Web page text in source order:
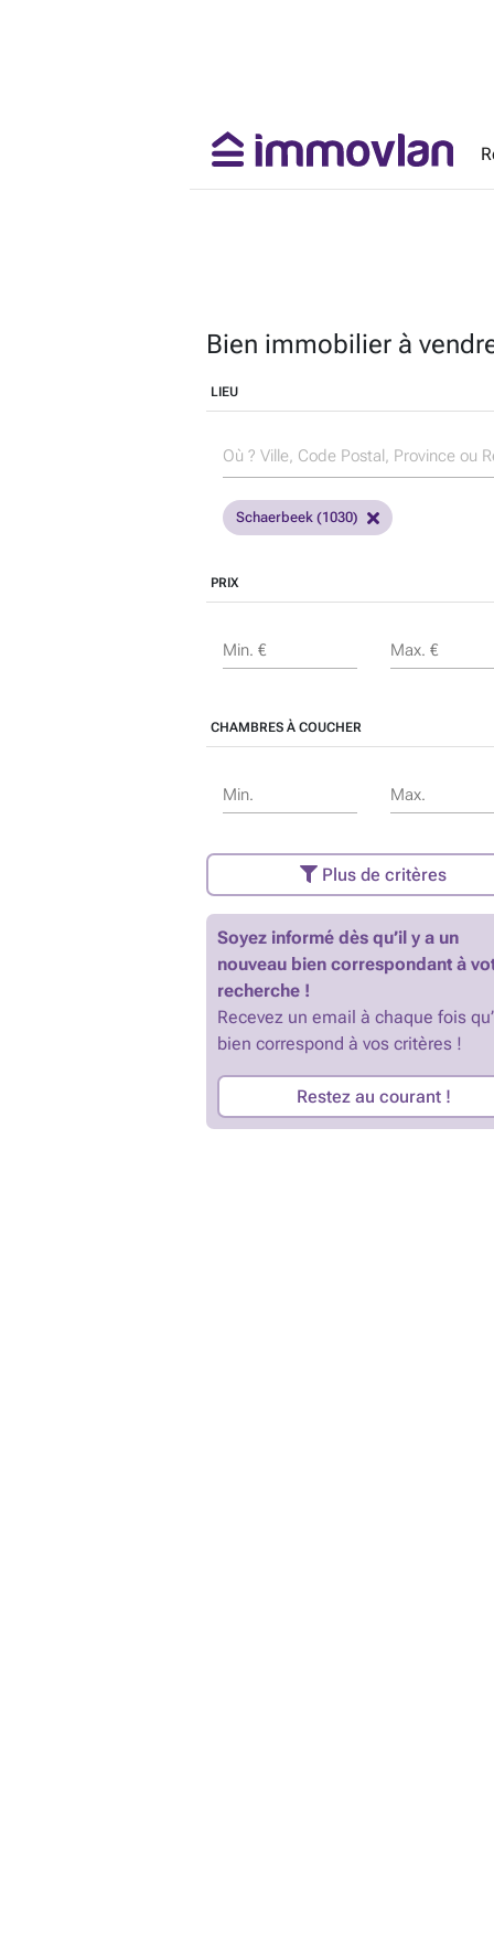
Bien immobilier à
LIEU
Schaerbeek (1030)
PRIX
Min. € Max. €
CHAMBRES À COUCHER
Min. Max.
Plus de critères
Soyez informé dès qu’il y a un
nouveau bien correspondant à
recherche !
Recevez un email à chaque fois
bien correspond à vos critères !
Restez au courant !